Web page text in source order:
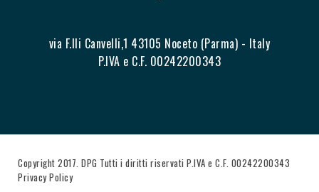
via F.lli Canvelli,1 43105 Noceto (Parma) - Italy
P.IVA e C.F. 00242200343
Copyright 2017. DPG Tutti i diritti riservati P.IVA e C.F. 00242200343
Privacy Policy